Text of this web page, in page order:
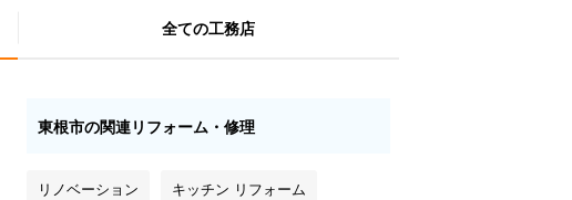
全ての工務店
東根市の関連リフォーム・修理
リノベーション キッチン リフォーム